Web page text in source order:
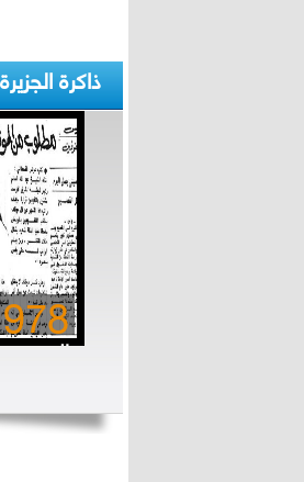
ذاكرة الجزيرة